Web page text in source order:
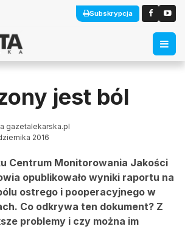
Subskrypcja
jest ból
gazetalekarska.pl
2016
Centrum Monitorowania Jakości
opublikowało wyniki raportu na
ostrego i pooperacyjnego w
Co odkrywa ten dokument? Z
problemy i czy można im